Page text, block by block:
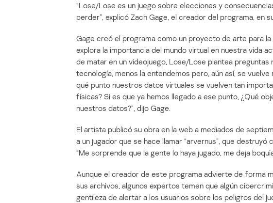
“Lose/Lose es un juego sobre elecciones y
perder”, explicó Zach Gage, el creador del programa, en
Gage creó el programa como un proyecto de arte para
explora la importancia del mundo virtual en nuestra vida
de matar en un videojuego, Lose/Lose plantea
tecnología, menos la entendemos pero, aún así, se
qué punto nuestros datos virtuales se vuelven tan
físicas? Si es que ya hemos llegado a ese punto, ¿Qué
nuestros datos?”, dijo Gage.
El artista publicó su obra en la web a mediados de
a un jugador que se hace llamar “arvernus”, que
“Me sorprende que la gente lo haya jugado, me deja
Aunque el creador de este programa advierte de forma
sus archivos, algunos expertos temen que algún
gentileza de alertar a los usuarios sobre los peligros del